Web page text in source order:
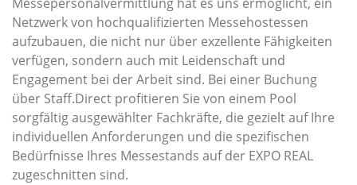
Netzwerk von hochqualifizierten Messehostessen
aufzubauen, die nicht nur über exzellente Fähigkeiten
verfügen, sondern auch mit Leidenschaft und
Engagement bei der Arbeit sind. Bei einer Buchung
über Staff.Direct profitieren Sie von einem Pool
sorgfältig ausgewählter Fachkräfte, die gezielt auf Ihre
individuellen Anforderungen und die spezifischen
Bedürfnisse Ihres Messestands auf der EXPO REAL
zugeschnitten sind.